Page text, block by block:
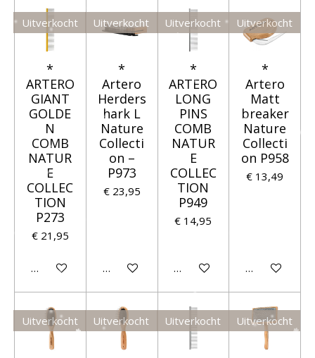
Uitverkocht
*
ARTERO
GIANT
GOLDE
N
COMB
NATUR
E
COLLEC
TION
P273
€ 21,95
Houd mij op de hoogte
Uitverkocht
*
Artero
Herders
hark L
Nature
Collecti
on –
P973
€ 23,95
Houd mij op de hoogte
Uitverkocht
*
ARTERO
LONG
PINS
COMB
NATUR
E
COLLEC
TION
P949
€ 14,95
Houd mij op de hoogte
Uitverkocht
*
Artero
Matt
breaker
Nature
Collecti
on P958
€ 13,49
Houd mij op
Uitverkocht Uitverkocht Uitverkocht Uitverkocht